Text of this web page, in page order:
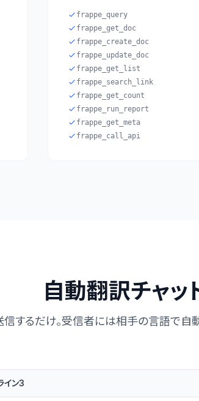
frappe_query
frappe_get_doc
frappe_create_doc
frappe_update_doc
frappe_get_list
frappe_search_link
frappe_get_count
frappe_run_report
frappe_get_meta
frappe_call_api
自動翻訳チャッ
するだけ。受信者には相手の言語で自
イン3